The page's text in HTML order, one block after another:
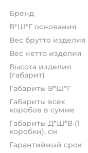
Бренд
В*Ш*Г основания
Вес брутто изделия
Вес нетто изделия
Высота изделия
(габарит)
Габариты В*Ш*Г
Габариты всех
коробов в сумме
Габариты Д*Ш*В (1
коробки), см
Гарантийный срок